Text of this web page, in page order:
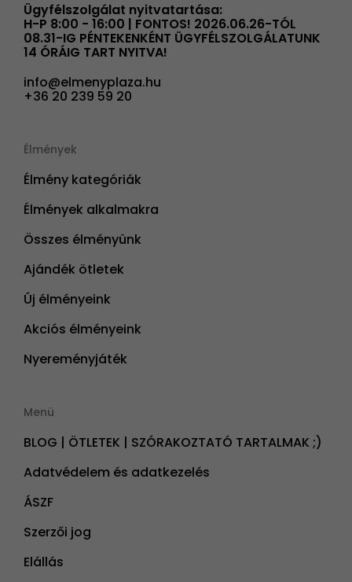
Ügyfélszolgálat nyitvatartása:
H-P 8:00 - 16:00 | FONTOS! 2026.06.26-TÓL
08.31-IG PÉNTEKENKÉNT ÜGYFÉLSZOLGÁLATUNK
14 ÓRÁIG TART NYITVA!
info@elmenyplaza.hu
+36 20 239 59 20
Élmények
Élmény kategóriák
Élmények alkalmakra
Összes élményünk
Ajándék ötletek
Új élményeink
Akciós élményeink
Nyereményjáték
Menü
BLOG | ÖTLETEK | SZÓRAKOZTATÓ TARTALMAK ;)
Adatvédelem és adatkezelés
ÁSZF
Szerzői jog
Elállás